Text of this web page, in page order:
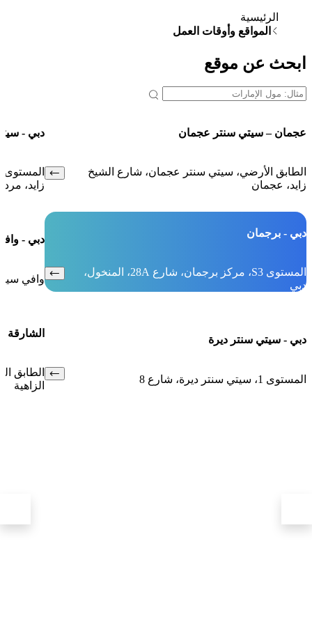
وأوقات العمل
موقع
سنتر عجمان
سيتي سنتر عجمان، شارع الشيخ
المستوى S3، مركز برجمان، شارع 28A، المنخول،
ديرة
دبي - سيتي سنتر
المستوى 1،
دبي - وافي سيتي
وافي سيتي، المستوى 2، فوق كارفور .
الشارقة - سيتي سنتر
الطابق الثالث،